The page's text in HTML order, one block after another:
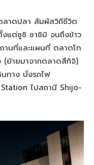
ลาดปลา สัมผัสวิถีชีวิต
แต่ซูชิ ซาชิมิ จนถึงข้าว
นที่และแผนที่ ตลาดโท
(ย้ายมาจากตลาดสึกิจิ)
นทาง นั่งรถไฟ
ไปสถานี Shijo-